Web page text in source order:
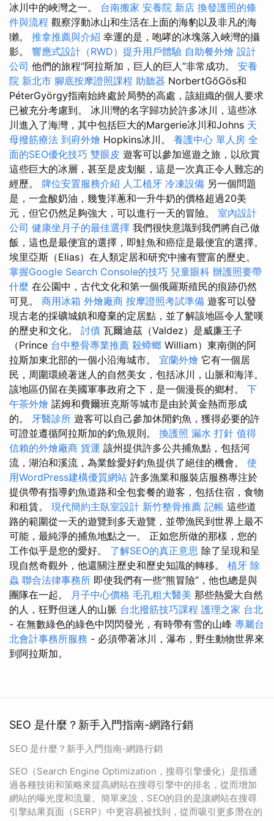
冰川中的峽灣之一。 台南搬家 安養院 新店 換發護照的條
件與流程 觀察浮動冰山和生活在上面的海豹以及非凡的海
獺。 推拿推薦與介紹 幸運的是，咆哮的冰塊落入峽灣的攝
影。 響應式設計（RWD）提升用戶體驗 自助餐外燴 設計
公司 他們的旅程“阿拉斯加，巨人的巨人”非常成功。 安養
院 新北市 腳底按摩證照課程 助聽器 NorbertGőGös和
PéterGyörgy指南始終處於局勢的高處，該組織的個人要求
已被充分考慮到。 冰川灣的名字歸功於許多冰川，這些冰
川進入了海灣，其中包括巨大的Margerie冰川和Johns 天
母撥筋療法 到府外燴 Hopkins冰川。 養護中心 單人房 全
面的SEO優化技巧 雙眼皮 遊客可以參加巡遊之旅，以欣賞
這些巨大的冰層，甚至是皮划艇，這是一次真正令人難忘的
經歷。 牌位安置服務介紹 人工植牙 冷凍設備 另一個問題
是，一盒酸奶油，幾隻洋蔥和一升牛奶的價格超過20美
元，但它仍然足夠強大，可以進行一天的冒險。 室內設計
公司 健康坐月子的最佳選擇 我們很快意識到我們將自己做
飯，這也是最便宜的選擇，即鮭魚和癌症是最便宜的選擇。
埃里亞斯（Elias）在人類定居和研究中擁有豐富的歷史。
掌握Google Search Console的技巧 兒童眼科 辦護照要帶
什麼 在公園中，古代文化和第一個俄羅斯殖民的痕跡仍然
可見。 商用冰箱 外燴廠商 按摩證照考試準備 遊客可以發
現古老的採礦城鎮和廢棄的定居點，並了解該地區令人驚嘆
的歷史和文化。 討債 瓦爾迪茲（Valdez）是威廉王子
（Prince 台中整骨專業推薦 殺蟑螂 William）東南側的阿
拉斯加東北部的一個小沿海城市。 宜蘭外燴 它有一個居
民，周圍環繞著迷人的自然美女，包括冰川，山脈和海洋。
該地區仍留在美國軍事政府之下，是一個漫長的鄉村。 下
午茶外燴 諾姆和費爾班克斯等城市是由於黃金熱而形成
的。 牙醫診所 遊客可以自己參加休閒釣魚，獲得必要的許
可證並遵循阿拉斯加的釣魚規則。 換護照 漏水 打針 值得
信賴的外燴廠商 貨運 該州提供許多公共捕魚點，包括河
流，湖泊和溪流，為業餘愛好釣魚提供了絕佳的機會。 使
用WordPress建構優質網站 許多漁業和服裝店服務專注於
提供帶有指導釣魚道路和全包套餐的遊客，包括住宿，食物
和租賃。 現代簡約主臥室設計 新竹整骨推薦 記帳 這些道
路的範圍從一天的遊覽到多天遊覽，並帶漁民到世界上最不
可能，最純淨的捕魚地點之一。 正如您所做的那樣，您的
工作似乎是您的愛好。 了解SEO的真正意思 除了呈現和呈
現自然奇觀外，他還關注歷史和歷史知識的轉移。 植牙 除
蟲 聯合法律事務所 即使我們有一些“熊冒險”，他也總是與
團隊在一起。
月子中心價格 毛孔粗大醫美 那些熱愛大自然
的人，狂野但迷人的山脈 台北撥筋技巧課程 護理之家 台北
- 在無數綠色的綠色中閃閃發光，有時帶有雪的山峰 專屬台
北會計事務所服務 - 必須帶著冰川，瀑布，野生動物世界來
到阿拉斯加。
SEO 是什麼？新手入門指南-網路行銷
SEO 是什麼？新手入門指南-網路行銷
SEO（Search Engine Optimization，搜尋引擎優化）是指通
過各種技術和策略來提高網站在搜尋引擎中的排名，從而增加
網站的曝光度和流量。簡單來說，SEO的目的是讓網站在搜尋
引擎結果頁面（SERP）中更容易被找到，從而吸引更多潛在的